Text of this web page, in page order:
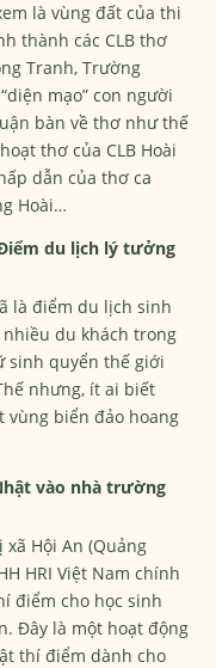
là vùng đất của thi
thành các CLB thơ
Tranh, Trường
mạo” con người
bàn về thơ như thế
thơ của CLB Hoài
dẫn của thơ ca
Hoài…
du lịch lý tưởng
là điểm du lịch sinh
du khách trong
sinh quyển thế giới
nhưng, ít ai biết
vùng biển đảo hoang
vào nhà trường
xã Hội An (Quảng
HRI Việt Nam chính
điểm cho học sinh
Đây là một hoạt động
thí điểm dành cho